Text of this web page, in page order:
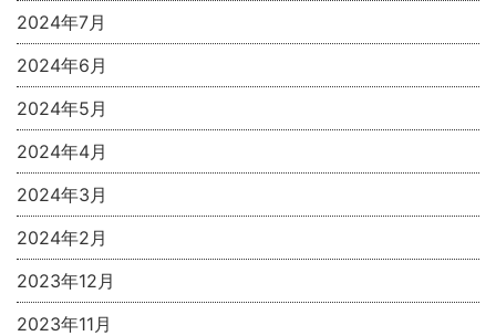
2024年7月
2024年6月
2024年5月
2024年4月
2024年3月
2024年2月
2023年12月
2023年11月